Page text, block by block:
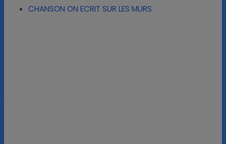
CHANSON ON ECRIT SUR LES MURS